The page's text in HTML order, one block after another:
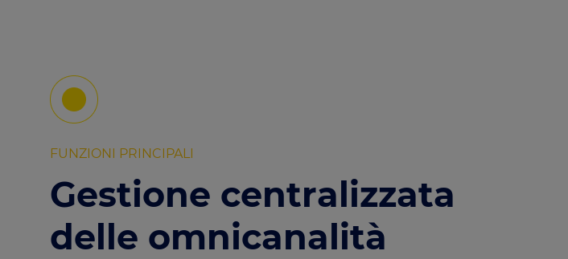
FUNZIONI PRINCIPALI
Gestione centralizzata
delle omnicanalità